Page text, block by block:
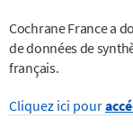
Cochrane France a
de données de
français.
Cliquez ici pour